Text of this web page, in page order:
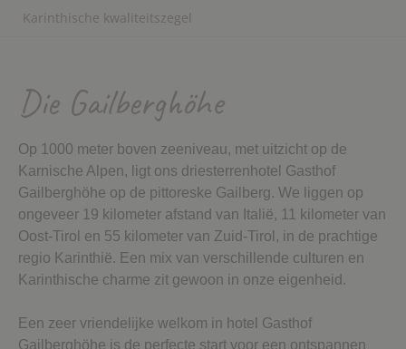
Karinthische kwaliteitszegel
Die Gailberghöhe
Op 1000 meter boven zeeniveau, met uitzicht op de
Karnische Alpen, ligt ons driesterrenhotel Gasthof
Gailberghöhe op de pittoreske Gailberg. We liggen op
ongeveer 19 kilometer afstand van Italië, 11 kilometer van
Oost-Tirol en 55 kilometer van Zuid-Tirol, in de prachtige
regio Karinthië. Een mix van verschillende culturen en
Karinthische charme zit gewoon in onze eigenheid.
Een zeer vriendelijke welkom in hotel Gasthof
Gailberghöhe is de perfecte start voor een ontspannen